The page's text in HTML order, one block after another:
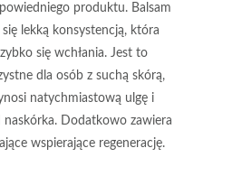
produktu. Balsam
lekką konsystencją, która
się wchłania. Jest to
dla osób z suchą skórą,
natychmiastową ulgę i
naskórka. Dodatkowo zawiera
wspierające regenerację.